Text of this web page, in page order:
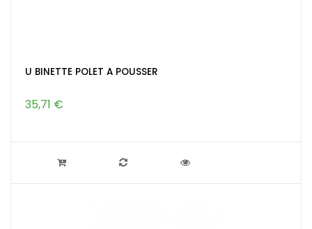
U BINETTE POLET A POUSSER
35,71 €